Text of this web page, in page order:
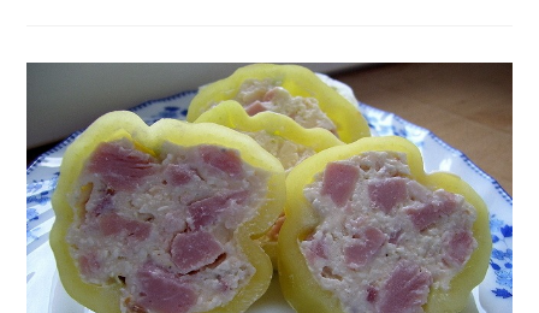
SAM
ISPROBALA
I
VEOMA
JE
UKUSNO
KAO
HLADNO
PREDJELO